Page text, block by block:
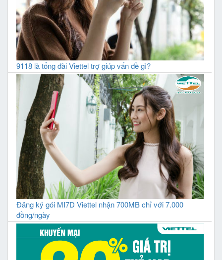
9118 là tổng đài Viettel trợ giúp vấn đề gì?
Đăng ký gói MI7D Viettel nhận 700MB chỉ với 7.000
đồng/ngày